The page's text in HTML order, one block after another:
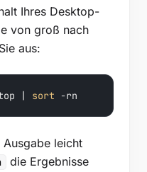
Ihres Desktop-
von groß nach
aus:
| sort -rn
Ausgabe leicht
die Ergebnisse